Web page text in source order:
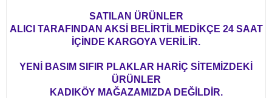
SATILAN ÜRÜNLER
ALICI TARAFINDAN AKSİ BELİRTİLMEDİKÇE 24 SAAT
İÇİNDE KARGOYA VERİLİR.
YENİ BASIM SIFIR PLAKLAR HARİÇ SİTEMİZDEKİ
ÜRÜNLER
KADIKÖY MAĞAZAMIZDA DEĞİLDİR.